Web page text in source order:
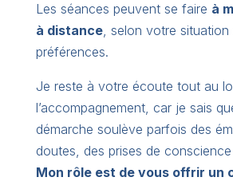
Les séances peuvent se faire à
à distance, selon votre situation
préférences.
Je reste à votre écoute tout au
l’accompagnement, car je sais
démarche soulève parfois des
doutes, des prises de
Mon rôle est de vous offrir un